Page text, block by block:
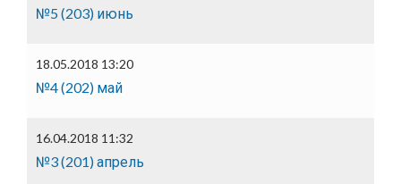
№5 (203) июнь
18.05.2018 13:20
№4 (202) май
16.04.2018 11:32
№3 (201) апрель